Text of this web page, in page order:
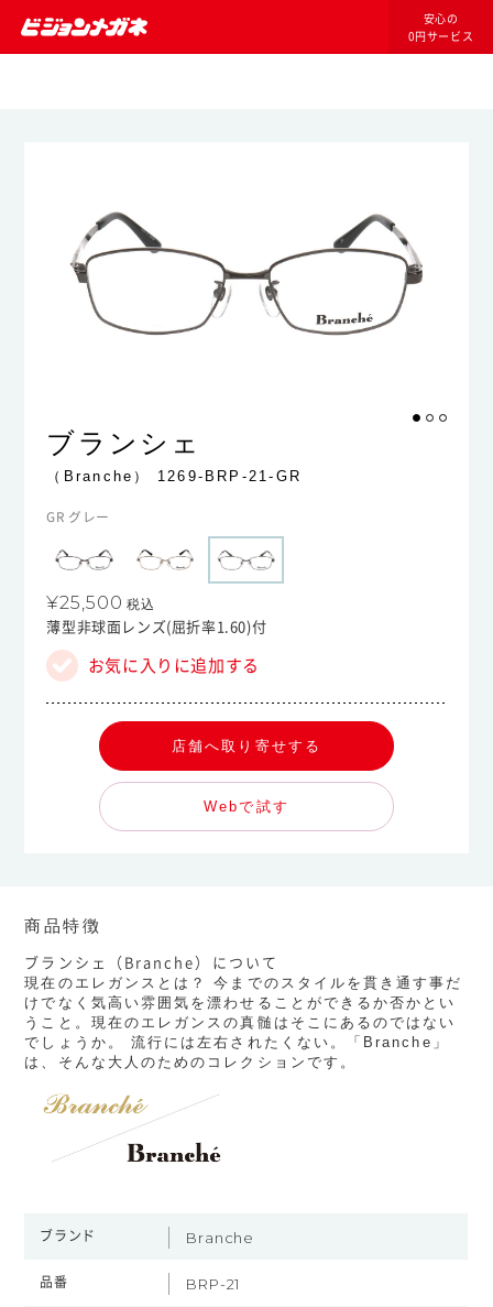
安心の
0円サービス
ブランシェ
（Branche） 1269-BRP-21-GR
GR グレー
¥25,500 税込
薄型非球面レンズ(屈折率1.60)付
お気に入りに追加する
店舗へ取り寄せする
Webで試す
商品特徴
ブランシェ（Branche）について
現在のエレガンスとは？ 今までのスタイルを貫き通す事だ
けでなく気高い雰囲気を漂わせることができるか否かとい
うこと。現在のエレガンスの真髄はそこにあるのではない
でしょうか。 流行には左右されたくない。「Branche」
は、そんな大人のためのコレクションです。
ブランド Branche
品番 BRP-21